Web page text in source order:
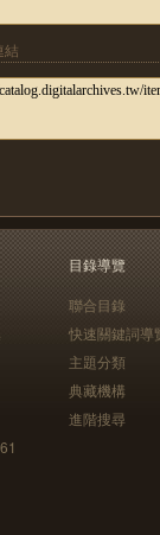
結
目錄導覽
聯合目錄
快速關鍵詞導
主題分類
典藏機構
進階搜尋